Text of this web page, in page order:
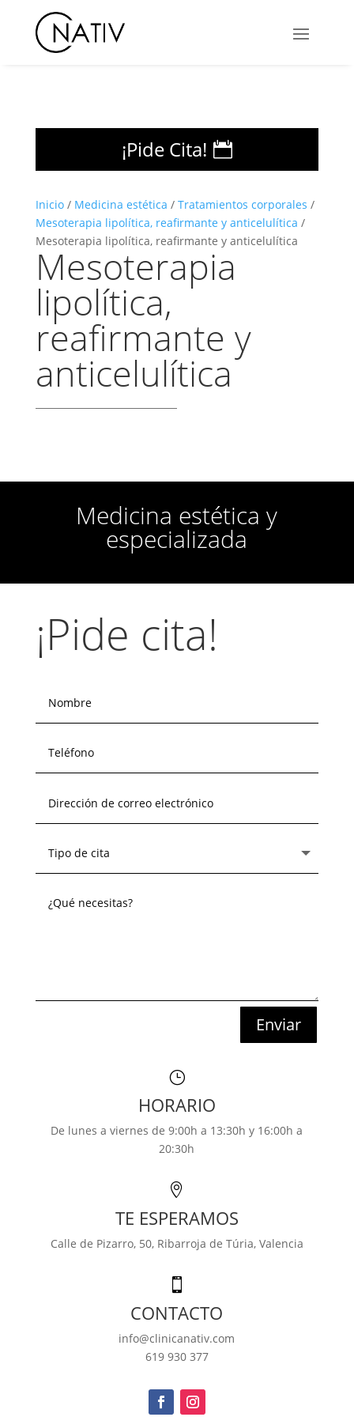
¡Pide Cita!
Inicio/ Medicina estética / Tratamientos corporales /
Mesoterapia lipolítica, reafirmante y anticelulítica /
Mesoterapia lipolítica, reafirmante y anticelulítica
Mesoterapia
lipolítica,
reafirmante y
anticelulítica
Medicina estética y
especializada
¡Pide cita!
Enviar
}
HORARIO
De lunes a viernes de 9:00h a 13:30h y 16:00h a
20:30h

TE ESPERAMOS
Calle de Pizarro, 50, Ribarroja de Túria, Valencia

CONTACTO
info@clinicanativ.com
619 930 377